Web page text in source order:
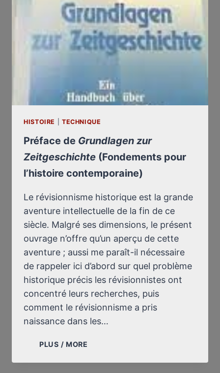
GROWING
CRITIQUE
OF
“TRUTH”
AND
GERMAR
RUDOLF
HISTOIRE TECHNIQUE
Préface de Grundlagen zur
Zeitgeschichte (Fondements pour
l’histoire contemporaine)
Le révisionnisme historique est la grande
aventure intellectuelle de la fin de ce
siècle. Malgré ses dimensions, le présent
ouvrage n’offre qu’un aperçu de cette
aventure ; aussi me paraît-il nécessaire
de rappeler ici d’abord sur quel problème
historique précis les révisionnistes ont
concentré leurs recherches, puis
comment le révisionnisme a pris
naissance dans les…
PLUS / MORE
GRUNDLAGEN